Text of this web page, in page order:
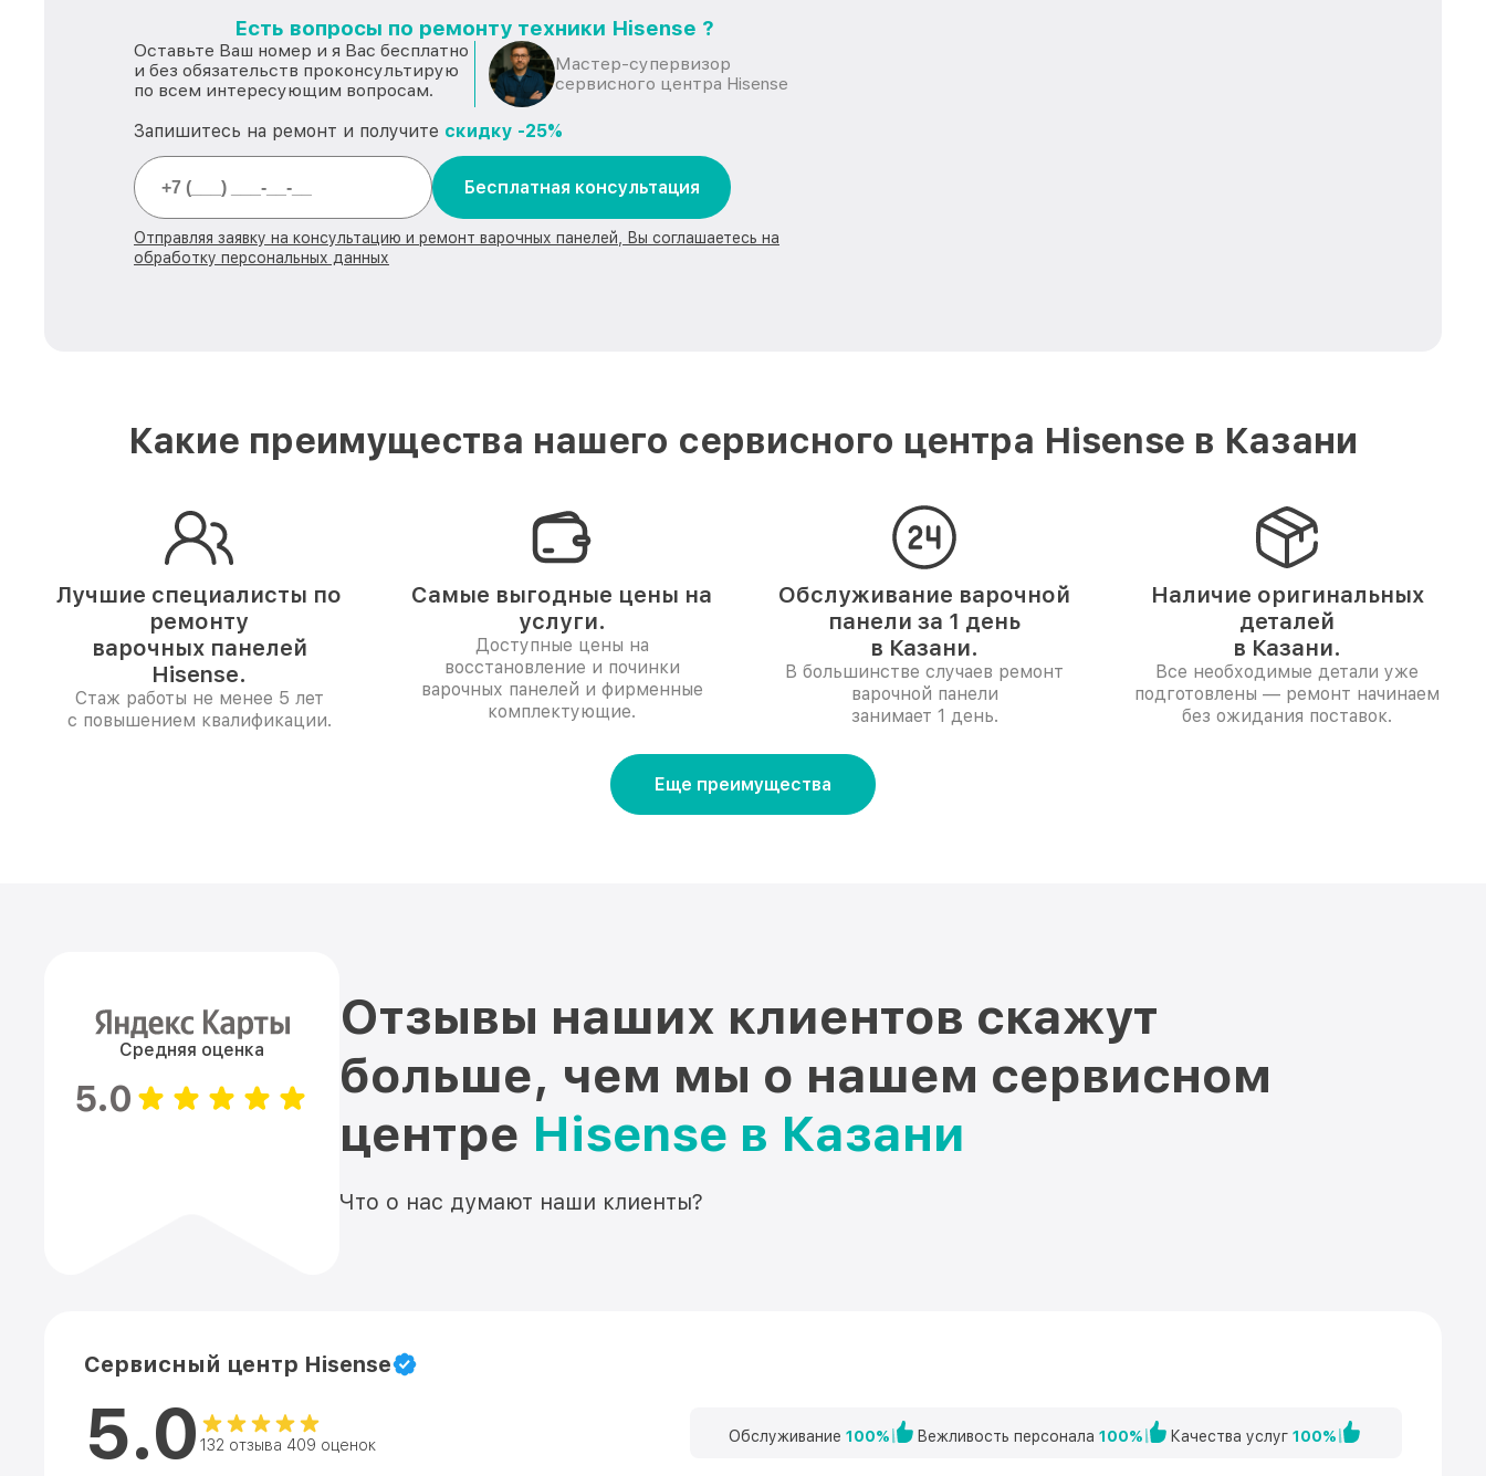
Есть вопросы по ремонту техники Hisense ?
Оставьте Ваш номер и я Вас бесплатно
и без обязательств проконсультирую
по всем интересующим вопросам.
Мастер-супервизор
сервисного центра Hisense
Запишитесь на ремонт и получите скидку -25%
Бесплатная консультация
Отправляя заявку на консультацию и ремонт варочных панелей, Вы соглашаетесь на
обработку персональных данных
Какие преимущества нашего сервисного центра Hisense в Казани
Лучшие специалисты по
ремонту
варочных панелей
Hisense.
Стаж работы не менее 5 лет
с повышением квалификации.
Самые выгодные цены на
услуги.
Доступные цены на
восстановление и починки
варочных панелей и фирменные
комплектующие.
Обслуживание варочной
панели за 1 день
в Казани.
В большинстве случаев ремонт
варочной панели
занимает 1 день.
Наличие оригинальных
деталей
в Казани.
Все необходимые детали уже
подготовлены — ремонт начинаем
без ожидания поставок.
Еще преимущества
Средняя оценка
5.0
Отзывы наших клиентов скажут
больше, чем мы о нашем сервисном
центре Hisense в Казани
Что о нас думают наши клиенты?
Сервисный центр Hisense
5.0 132 отзыва 409 оценок Обслуживание 100% Вежливость персонала 100% Качества услуг 100%